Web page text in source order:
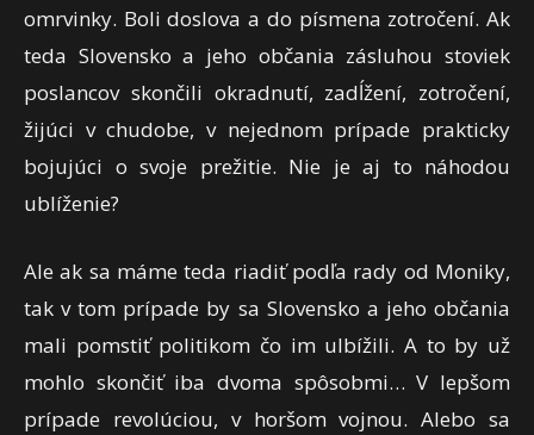
omrvinky. Boli doslova a do písmena zotročení. Ak
teda Slovensko a jeho občania zásluhou stoviek
poslancov skončili okradnutí, zadĺžení, zotročení,
žijúci v chudobe, v nejednom prípade prakticky
bojujúci o svoje prežitie. Nie je aj to náhodou
ublíženie?
Ale ak sa máme teda riadiť podľa rady od Moniky,
tak v tom prípade by sa Slovensko a jeho občania
mali pomstiť politikom čo im ulbížili. A to by už
mohlo skončiť iba dvoma spôsobmi… V lepšom
prípade revolúciou, v horšom vojnou. Alebo sa